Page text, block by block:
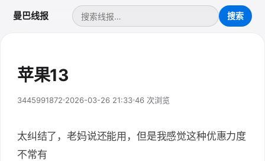
曼巴线报
苹果13
3445991872 2026-03-26 21:33 46 次浏览
太纠结了，老妈说还能用，但是我感觉这种优惠力度
不常有